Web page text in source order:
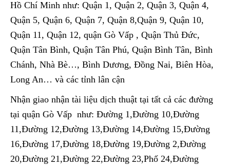
Hồ Chí Minh như: Quận 1, Quận 2, Quận 3, Quận 4,
Quận 5, Quận 6, Quận 7, Quận 8,Quận 9, Quận 10,
Quận 11, Quận 12, quận Gò Vấp , Quận Thủ Đức,
Quận Tân Bình, Quận Tân Phú, Quận Bình Tân, Bình
Chánh, Nhà Bè…, Bình Dương, Đồng Nai, Biên Hòa,
Long An… và các tỉnh lân cận
Nhận giao nhận tài liệu dịch thuật tại tất cả các đường
tại quận Gò Vấp như: Đường 1,Đường 10,Đường
11,Đường 12,Đường 13,Đường 14,Đường 15,Đường
16,Đường 17,Đường 18,Đường 19,Đường 2,Đường
20,Đường 21,Đường 22,Đường 23,Phố 24,Đường